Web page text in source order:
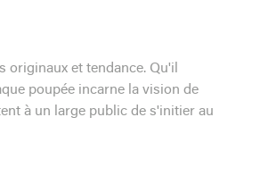
originaux et tendance. Qu'il
poupée incarne la vision de
à un large public de s'initier au